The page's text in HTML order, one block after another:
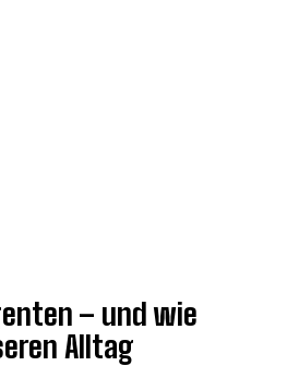
– und wie
Alltag